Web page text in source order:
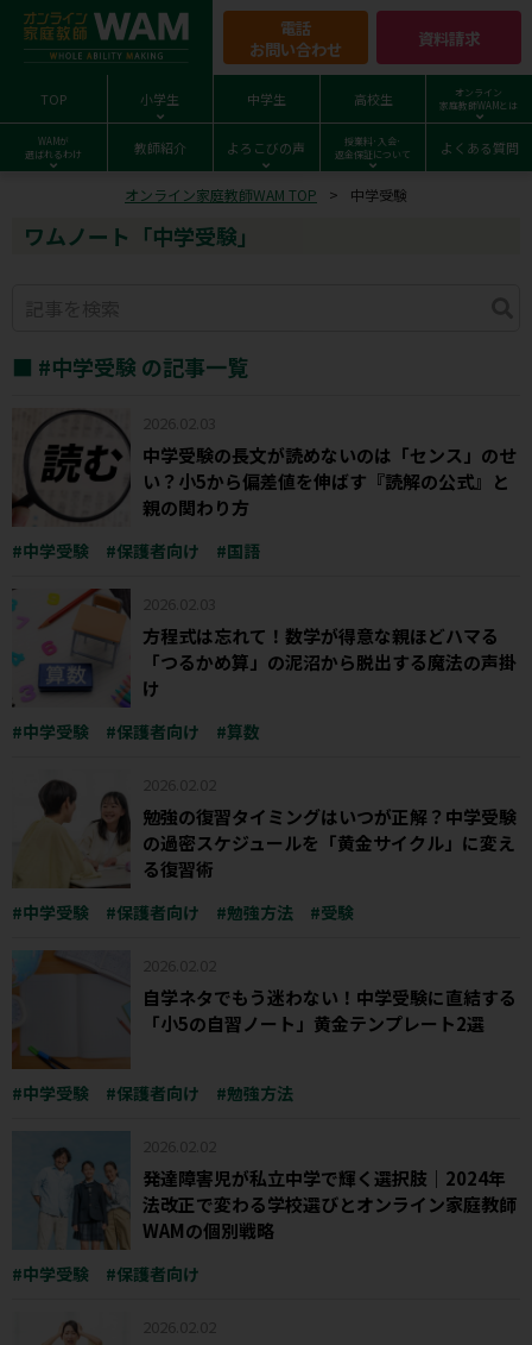
電話
お問い合わせ
資料請求
TOP 小学生 中学生 高校生
オンライン
家庭教師WAMとは
WAMが
選ばれるわけ
教師紹介 よろこびの声
授業料･入会･
返金保証について
よくある質問
オンライン家庭教師WAM TOP 中学受験
ワムノート「中学受験」
■ #中学受験 の記事一覧
中学受験の長文が読めないのは「センス」のせ
い？小5から偏差値を伸ばす『読解の公式』と
親の関わり方
中学受験 保護者向け 国語
方程式は忘れて！数学が得意な親ほどハマる
「つるかめ算」の泥沼から脱出する魔法の声掛
け
中学受験 保護者向け 算数
勉強の復習タイミングはいつが正解？中学受験
の過密スケジュールを「黄金サイクル」に変え
る復習術
中学受験 保護者向け 勉強方法 受験
自学ネタでもう迷わない！中学受験に直結する
「小5の自習ノート」黄金テンプレート2選
中学受験 保護者向け 勉強方法
発達障害児が私立中学で輝く選択肢｜2024年
法改正で変わる学校選びとオンライン家庭教師
WAMの個別戦略
中学受験 保護者向け